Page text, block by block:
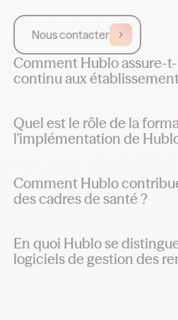
Nous contacter
Comment Hublo assure-
continu aux
Quel est le rôle de la
l'implémentation de
Comment Hublo
des cadres de santé ?
En quoi Hublo se
logiciels de gestion des